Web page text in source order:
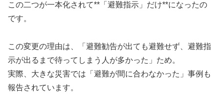
この二つが一本化されて**「避難指示」だけ**になったの
です。
この変更の理由は、「避難勧告が出ても避難せず、避難指
示が出るまで待ってしまう人が多かった」ため。
実際、大きな災害では「避難が間に合わなかった」事例も
報告されています。